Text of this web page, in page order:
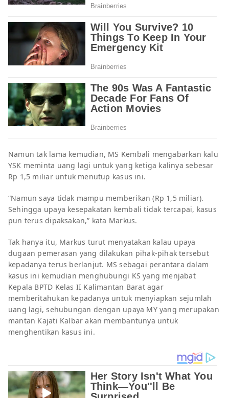
Namun tak lama kemudian, MS Kembali mengabarkan kalu
YSK meminta uang lagi untuk yang ketiga kalinya sebesar
Rp 1,5 miliar untuk menutup kasus ini.
“Namun saya tidak mampu memberikan (Rp 1,5 miliar).
Sehingga upaya kesepakatan kembali tidak tercapai, kasus
pun terus dipaksakan,” kata Markus.
Tak hanya itu, Markus turut menyatakan kalau upaya
dugaan pemerasan yang dilakukan pihak-pihak tersebut
kepadanya terus berlanjut. MS sebagai perantara dalam
kasus ini kemudian menghubungi KS yang menjabat
Kepala BPTD Kelas II Kalimantan Barat agar
memberitahukan kepadanya untuk menyiapkan sejumlah
uang lagi, sehubungan dengan upaya MY yang merupakan
mantan Kajati Kalbar akan membantunya untuk
menghentikan kasus ini.